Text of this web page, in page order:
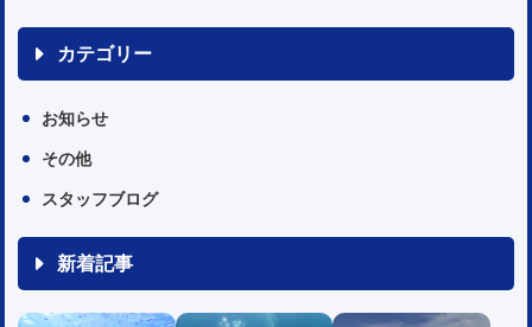
カテゴリー
お知らせ
その他
スタッフブログ
新着記事